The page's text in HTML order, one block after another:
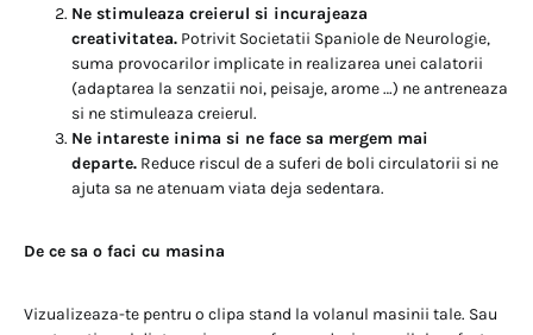
Ne stimuleaza creierul si incurajeaza
creativitatea. Potrivit Societatii Spaniole de Neurologie,
suma provocarilor implicate in realizarea unei calatorii
(adaptarea la senzatii noi, peisaje, arome …) ne antreneaza
si ne stimuleaza creierul.
Ne intareste inima si ne face sa mergem mai
departe. Reduce riscul de a suferi de boli circulatorii si ne
ajuta sa ne atenuam viata deja sedentara.
De ce sa o faci cu masina
Vizualizeaza-te pentru o clipa stand la volanul masinii tale. Sau